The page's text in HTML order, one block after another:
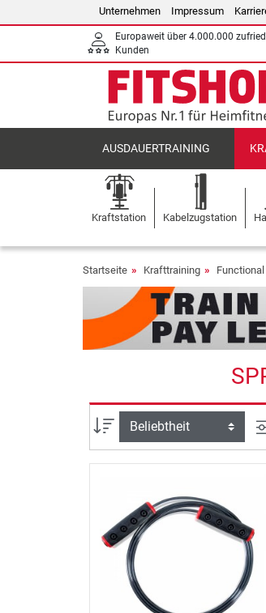
Unternehmen Impressum
Europaweit über 4.000.000
Kunden
AUSDAUERTRAINING
Kraftstation Kabelzugstation
Startseite Krafttraining
Sortierung